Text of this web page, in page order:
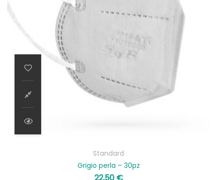
Standard
Grigio perla – 30pz